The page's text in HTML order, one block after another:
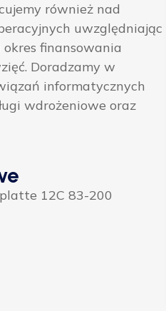
również nad
uwzględniając
finansowania
Doradzamy w
informatycznych
wdrożeniowe oraz
12C 83-200